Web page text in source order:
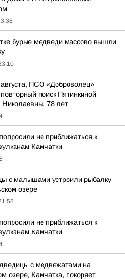
бурые медведи массово вышли
ПСО «Доброволец»
поиск Пятинкиной
78 лет
не приближаться к
Камчатки
с малышами устроили рыбалку
озере
не приближаться к
Камчатки
с медвежатами на
озере, Камчатка, покоряет